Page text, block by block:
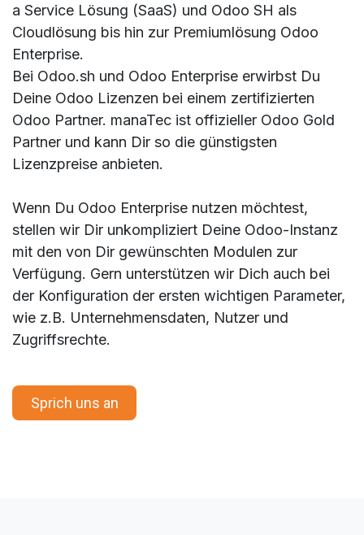
a Service Lösung (SaaS) und Odoo SH als
Cloudlösung bis hin zur Premiumlösung Odoo
Enterprise.
Bei Odoo.sh und Odoo Enterprise erwirbst Du
Deine Odoo Lizenzen bei einem zertifizierten
Odoo Partner. manaTec ist offizieller Odoo Gold
Partner und kann Dir so die günstigsten
Lizenzpreise anbieten.
Wenn Du Odoo Enterprise nutzen möchtest,
stellen wir Dir unkompliziert Deine Odoo-Instanz
mit den von Dir gewünschten Modulen zur
Verfügung. Gern unterstützen wir Dich auch bei
der Konfiguration der ersten wichtigen Parameter,
wie z.B. Unternehmensdaten, Nutzer und
Zugriffsrechte.
Sprich uns an